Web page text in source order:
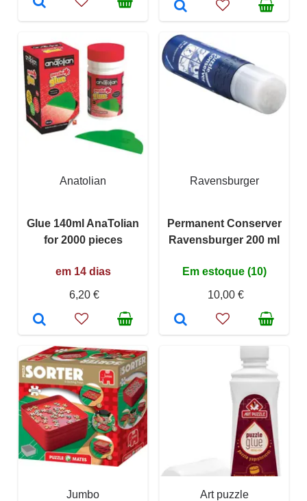
Anatolian
Glue 140ml AnaTolian
for 2000 pieces
em 14 dias
6,20 €
Ravensburger
Permanent Conserver
Ravensburger 200 ml
Em estoque (10)
10,00 €
Jumbo Art puzzle